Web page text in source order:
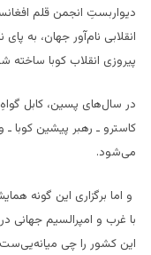
دیواربستِ انجمن قلم
انقلابی نام‌آور جهان، به
پیروزی انقلاب کوبا
در سال‌های پسین، کابل
کاسترو ـ رهبر پیشین کوبا ـ
می‌شود.
و اما برگزاری این گونه
با غرب و امپرالسیم جهانی
این کشور را چی میانه‌یی‌ست